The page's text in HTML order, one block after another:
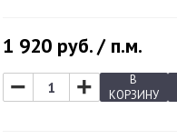
1 920 руб. / п.м.
− +
В
КОРЗИНУ